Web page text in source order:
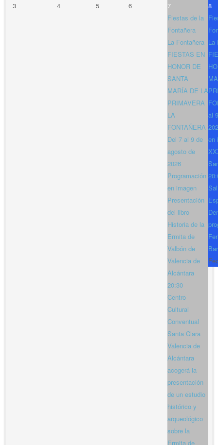
3
4 5 6
7
Fiestas de la
Fontañera
La Fontañera
FIESTAS EN
HONOR DE
SANTA
MARÍA DE LA
PRIMAVERA
LA
FONTAÑERA
Del 7 al 9 de
agosto de
2026
Programación
en imagen
Presentación
del libro
Historia de la
Ermita de
Valbón de
Valencia de
Alcántara
20:30
Centro
Cultural
Conventual
Santa Clara
Valencia de
Alcántara
acogerá la
presentación
de un estudio
histórico y
arqueológico
sobre la
Ermita de
8
La
al
en